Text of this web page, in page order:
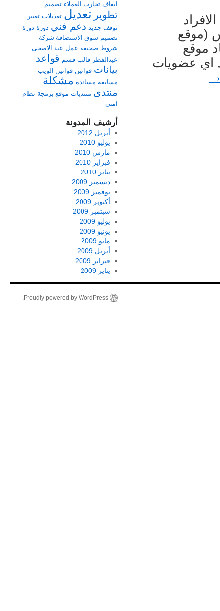
اغلب الافراد
(موقع
موقع
اي عضويات
ايقاف تجارب العملاء تصميم
تطوير تعديل تعديلات تغيير
توقف جديد دعم فني دورة دورة
تصميم سوق الاستضافة شركة
شروط صحيفة عمل عيد الاضحى
عيدالفطر قالب قسم قواعد
بيانات قوانين قوانين الويب
مسابقة مساندة مشكلة
منتدى منتديات موقع برمجة نظام
امني
أرشيف المدونة
أبريل 2012
يوليو 2010
مارس 2010
فبراير 2010
يناير 2010
ديسمبر 2009
نوفمبر 2009
أكتوبر 2009
سبتمبر 2009
يوليو 2009
يونيو 2009
مايو 2009
أبريل 2009
فبراير 2009
يناير 2009
Proudly powered by WordPress.